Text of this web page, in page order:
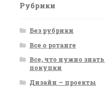
Рубрики
Без рубрики
Все о ротанге
Все, что нужно знать
покупки
Дизайн — проекты